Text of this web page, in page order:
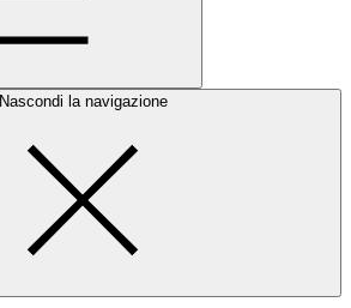
Nascondi la navigazione